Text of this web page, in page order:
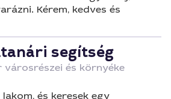
Kérem, kedves és
segítség
városrészei és környéke
és keresek egy